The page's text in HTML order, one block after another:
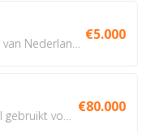
€5.000
€80.000